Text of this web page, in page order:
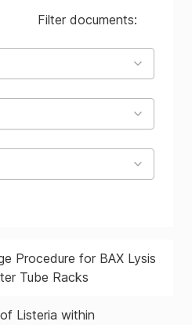
Filter documents:
Procedure for BAX Lysis
Tube Racks
Listeria within